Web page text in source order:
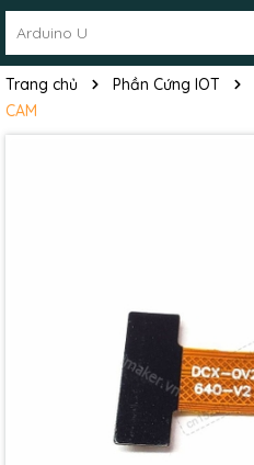
Trang chủ Phần Cứng IOT
CAM